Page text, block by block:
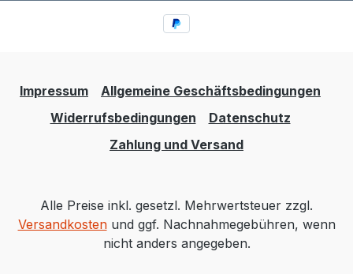
Impressum
Allgemeine Geschäftsbedingungen
Widerrufsbedingungen
Datenschutz
Zahlung und Versand
Alle Preise inkl. gesetzl. Mehrwertsteuer zzgl.
Versandkostenund ggf. Nachnahmegebühren, wenn
nicht anders angegeben.